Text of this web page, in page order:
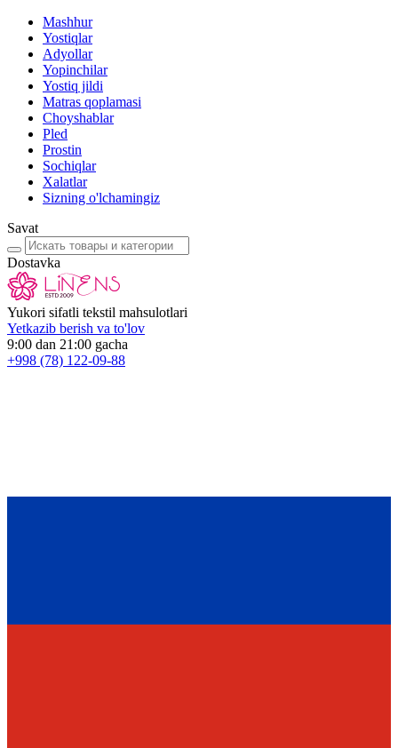
Mashhur
Yostiqlar
Adyollar
Yopinchilar
Yostiq jildi
Matras qoplamasi
Choyshablar
Pled
Prostin
Sochiqlar
Xalatlar
Sizning o'lchamingiz
Savat
Dostavka
Yukori sifatli tekstil mahsulotlari
Yetkazib berish va to'lov
9:00 dan 21:00 gacha
+998 (78) 122-09-88